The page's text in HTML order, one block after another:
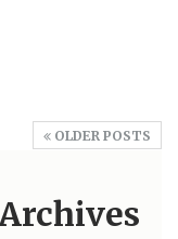
OLDER POSTS